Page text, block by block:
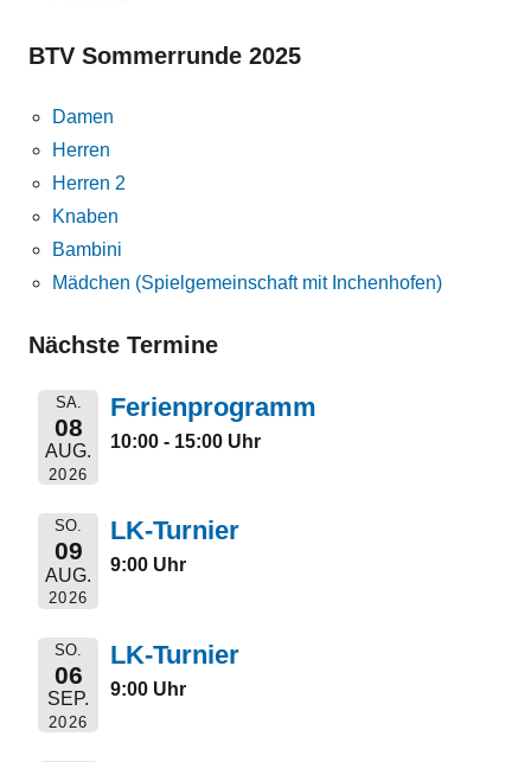
BTV Sommerrunde 2025
Damen
Herren
Herren 2
Knaben
Bambini
Mädchen (Spielgemeinschaft mit Inchenhofen)
Nächste Termine
SA.
08
AUG.
2026
Ferienprogramm
10:00 - 15:00 Uhr
SO.
09
AUG.
2026
LK-Turnier
9:00 Uhr
SO.
06
SEP.
2026
LK-Turnier
9:00 Uhr